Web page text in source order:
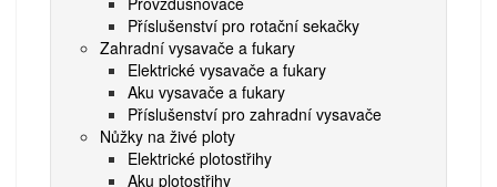
Příslušenství pro rotační sekačky
Zahradní vysavače a fukary
Elektrické vysavače a fukary
Aku vysavače a fukary
Příslušenství pro zahradní vysavače
Nůžky na živé ploty
Elektrické plotostřihy
Aku plotostřihy